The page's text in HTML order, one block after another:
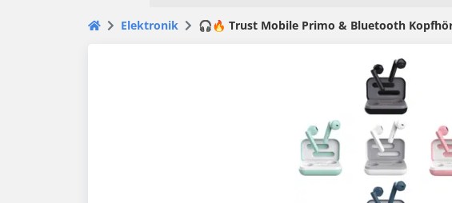
Elektronik 🎧🔥 Trust Mobile Primo & Bluetooth